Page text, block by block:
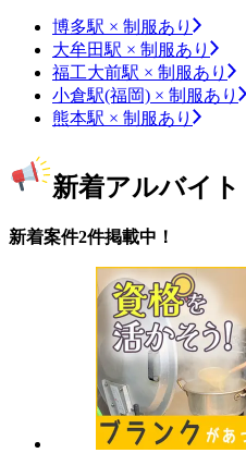
博多駅 × 制服あり
大牟田駅 × 制服あり
福工大前駅 × 制服あり
小倉駅(福岡) × 制服あり
熊本駅 × 制服あり
新着アルバイト
新着案件2件掲載中！